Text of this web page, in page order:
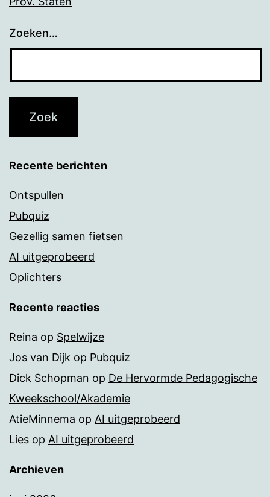
Zoeken…
Recente berichten
Ontspullen
Pubquiz
Gezellig samen fietsen
AI uitgeprobeerd
Oplichters
Recente reacties
Reina op Spelwijze
Jos van Dijk op Pubquiz
Dick Schopman op De Hervormde Pedagogische
Kweekschool/Akademie
AtieMinnema op AI uitgeprobeerd
Lies op AI uitgeprobeerd
Archieven